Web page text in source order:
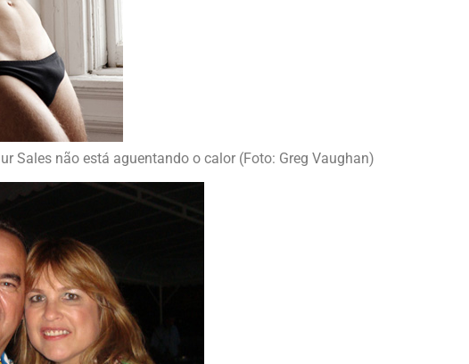
Sales não está aguentando o calor (Foto: Greg Vaughan)